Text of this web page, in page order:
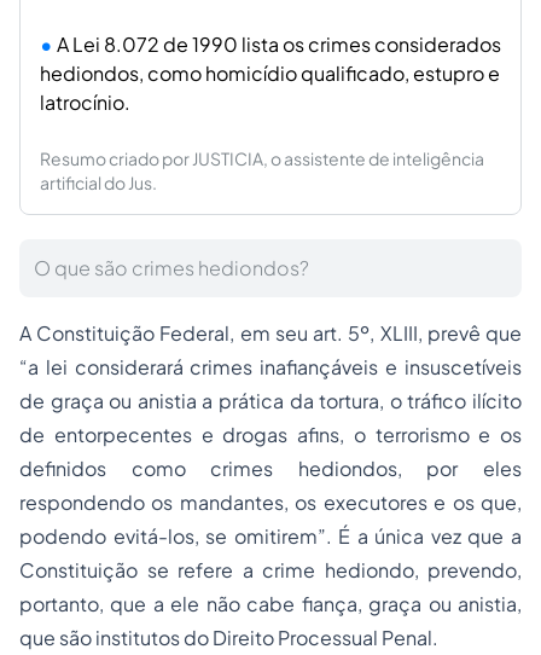
A Lei 8.072 de 1990 lista os crimes considerados
hediondos, como homicídio qualificado, estupro e
latrocínio.
Resumo criado por JUSTICIA, o assistente de inteligência
artificial do Jus.
O que são crimes hediondos?
A Constituição Federal, em seu art. 5º, XLIII, prevê que
“a lei considerará crimes inafiançáveis e insuscetíveis
de graça ou anistia a prática da tortura, o tráfico ilícito
de entorpecentes e drogas afins, o terrorismo e os
definidos como crimes hediondos, por eles
respondendo os mandantes, os executores e os que,
podendo evitá-los, se omitirem”. É a única vez que a
Constituição se refere a crime hediondo, prevendo,
portanto, que a ele não cabe fiança, graça ou anistia,
que são institutos do Direito Processual Penal.